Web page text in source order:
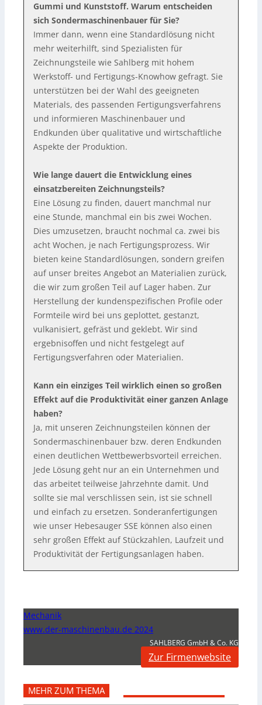
Gummi und Kunststoff. Warum entscheiden
sich Sondermaschinenbauer für Sie?
Immer dann, wenn eine Standardlösung nicht
mehr weiterhilft, sind Spezialisten für
Zeichnungsteile wie Sahlberg mit hohem
Werkstoff- und Fertigungs-Knowhow gefragt. Sie
unterstützen bei der Wahl des geeigneten
Materials, des passenden Fertigungsverfahrens
und informieren Maschinenbauer und
Endkunden über qualitative und wirtschaftliche
Aspekte der Produktion.
Wie lange dauert die Entwicklung eines
einsatzbereiten Zeichnungsteils?
Eine Lösung zu finden, dauert manchmal nur
eine Stunde, manchmal ein bis zwei Wochen.
Dies umzusetzen, braucht nochmal ca. zwei bis
acht Wochen, je nach Fertigungsprozess. Wir
bieten keine Standardlösungen, sondern greifen
auf unser breites Angebot an Materialien zurück,
die wir zum großen Teil auf Lager haben. Zur
Herstellung der kundenspezifischen Profile oder
Formteile wird bei uns geplottet, gestanzt,
vulkanisiert, gefräst und geklebt. Wir sind
ergebnisoffen und nicht festgelegt auf
Fertigungsverfahren oder Materialien.
Kann ein einziges Teil wirklich einen so großen
Effekt auf die Produktivität einer ganzen Anlage
haben?
Ja, mit unseren Zeichnungsteilen können der
Sondermaschinenbauer bzw. deren Endkunden
einen deutlichen Wettbewerbsvorteil erreichen.
Jede Lösung geht nur an ein Unternehmen und
das arbeitet teilweise Jahrzehnte damit. Und
sollte sie mal verschlissen sein, ist sie schnell
und einfach zu ersetzen. Sonderanfertigungen
wie unser Hebesauger SSE können also einen
sehr großen Effekt auf Stückzahlen, Laufzeit und
Produktivität der Fertigungsanlagen haben.
Mechanik
www.der-maschinenbau.de 2024
SAHLBERG GmbH & Co. KG
Zur Firmenwebsite
MEHR ZUM THEMA